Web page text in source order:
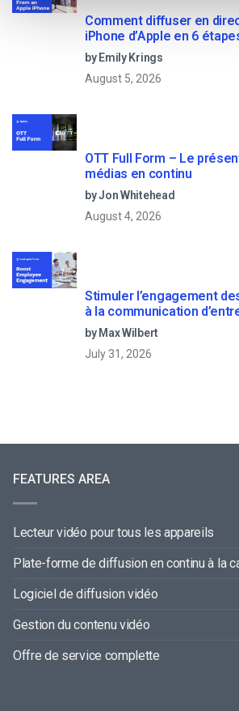
Comment diffuser en
iPhone d’Apple en 6
by Emily Krings
August 5, 2026
OTT Full Form – Le
médias en continu
by Jon Whitehead
August 4, 2026
Stimuler l’engagement
à la communication
by Max Wilbert
July 31, 2026
FEATURES AREA
Lecteur vidéo pour tous les appareils
Plate-forme de diffusion en continu à la
Logiciel de diffusion vidéo
Gestion du contenu vidéo
Offre de service complette